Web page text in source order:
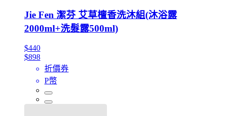
Jie Fen 潔芬 艾草檀香洗沐組(沐浴露
2000ml+洗髮露500ml)
$440
$898
折價券
P幣